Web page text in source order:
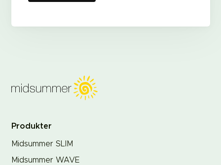
Produkter
Midsummer SLIM
Midsummer WAVE